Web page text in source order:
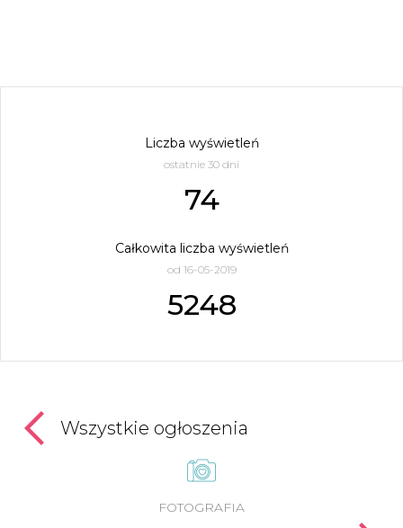
Liczba wyświetleń
ostatnie 30 dni
74
Całkowita liczba wyświetleń
od 16-05-2019
5248
Wszystkie ogłoszenia
FOTOGRAFIA